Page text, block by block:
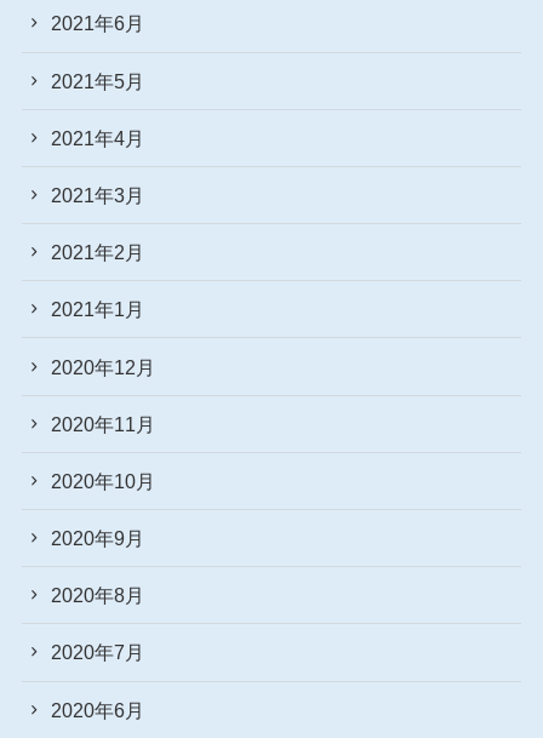
2021年6月
2021年5月
2021年4月
2021年3月
2021年2月
2021年1月
2020年12月
2020年11月
2020年10月
2020年9月
2020年8月
2020年7月
2020年6月